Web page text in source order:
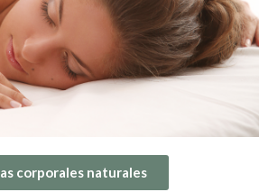
corporales naturales